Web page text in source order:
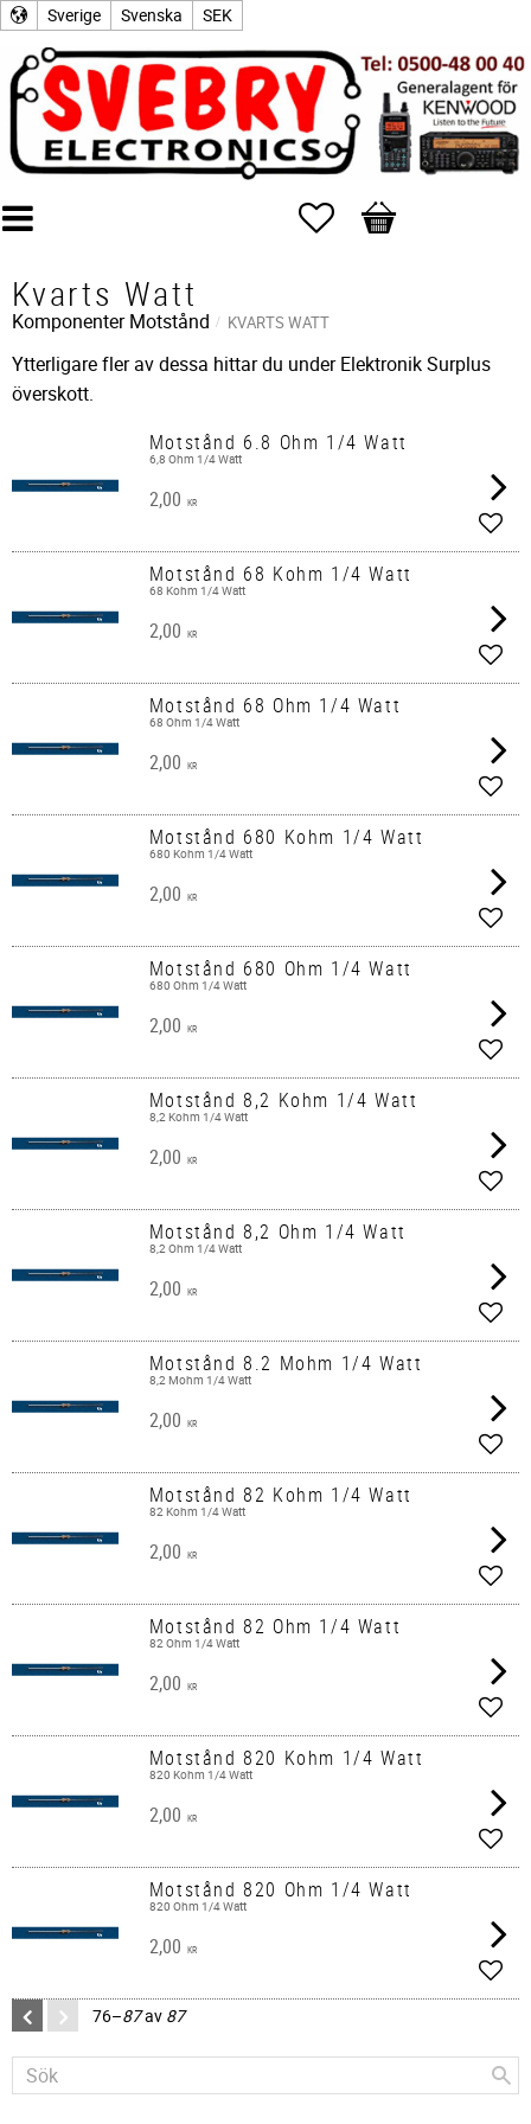
Sverige Svenska SEK
Favoriter
Kundvagn
Kvarts Watt
Komponenter Motstånd KVARTS WATT
Ytterligare fler av dessa hittar du under Elektronik Surplus
överskott.
Motstånd 6.8 Ohm 1/4 Watt
6,8 Ohm 1/4 Watt
2,00 KR
Motstånd 68 Kohm 1/4 Watt
68 Kohm 1/4 Watt
2,00 KR
Motstånd 68 Ohm 1/4 Watt
68 Ohm 1/4 Watt
2,00 KR
Motstånd 680 Kohm 1/4 Watt
680 Kohm 1/4 Watt
2,00 KR
Motstånd 680 Ohm 1/4 Watt
680 Ohm 1/4 Watt
2,00 KR
Motstånd 8,2 Kohm 1/4 Watt
8,2 Kohm 1/4 Watt
2,00 KR
Motstånd 8,2 Ohm 1/4 Watt
8,2 Ohm 1/4 Watt
2,00 KR
Motstånd 8.2 Mohm 1/4 Watt
8,2 Mohm 1/4 Watt
2,00 KR
Motstånd 82 Kohm 1/4 Watt
82 Kohm 1/4 Watt
2,00 KR
Motstånd 82 Ohm 1/4 Watt
82 Ohm 1/4 Watt
2,00 KR
Motstånd 820 Kohm 1/4 Watt
820 Kohm 1/4 Watt
2,00 KR
Motstånd 820 Ohm 1/4 Watt
820 Ohm 1/4 Watt
2,00 KR
76–87av 87